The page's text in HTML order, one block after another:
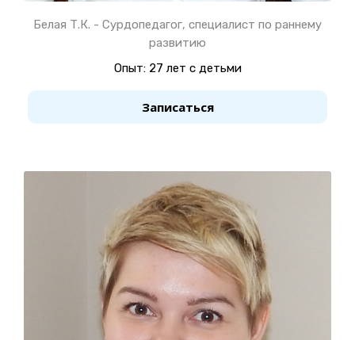
Белая Т.К. - Сурдопедагог, специалист по раннему
развитию
Опыт: 27 лет с детьми
Записаться